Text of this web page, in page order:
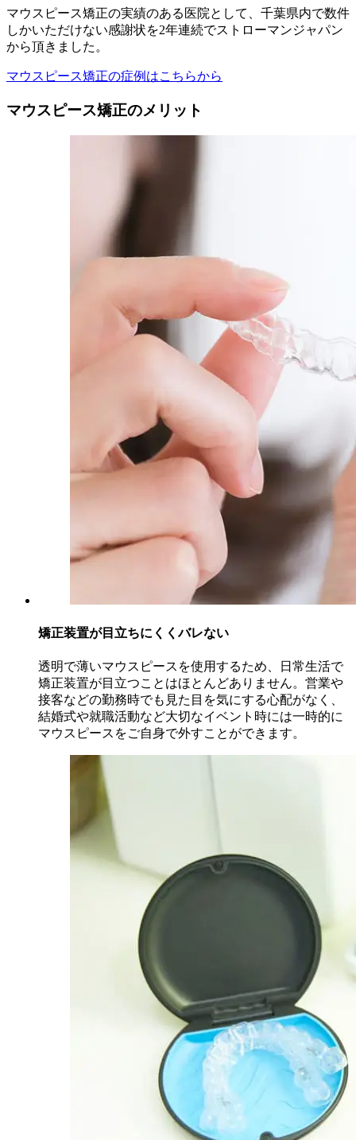
マウスピース矯正の実績のある医院として、千葉県内で数件
しかいただけない感謝状を2年連続でストローマンジャパン
から頂きました。
マウスピース矯正の症例はこちらから
マウスピース矯正のメリット
矯正装置が目立ちにくくバレない
透明で薄いマウスピースを使用するため、日常生活で
矯正装置が目立つことはほとんどありません。営業や
接客などの勤務時でも見た目を気にする心配がなく、
結婚式や就職活動など大切なイベント時には一時的に
マウスピースをご自身で外すことができます。